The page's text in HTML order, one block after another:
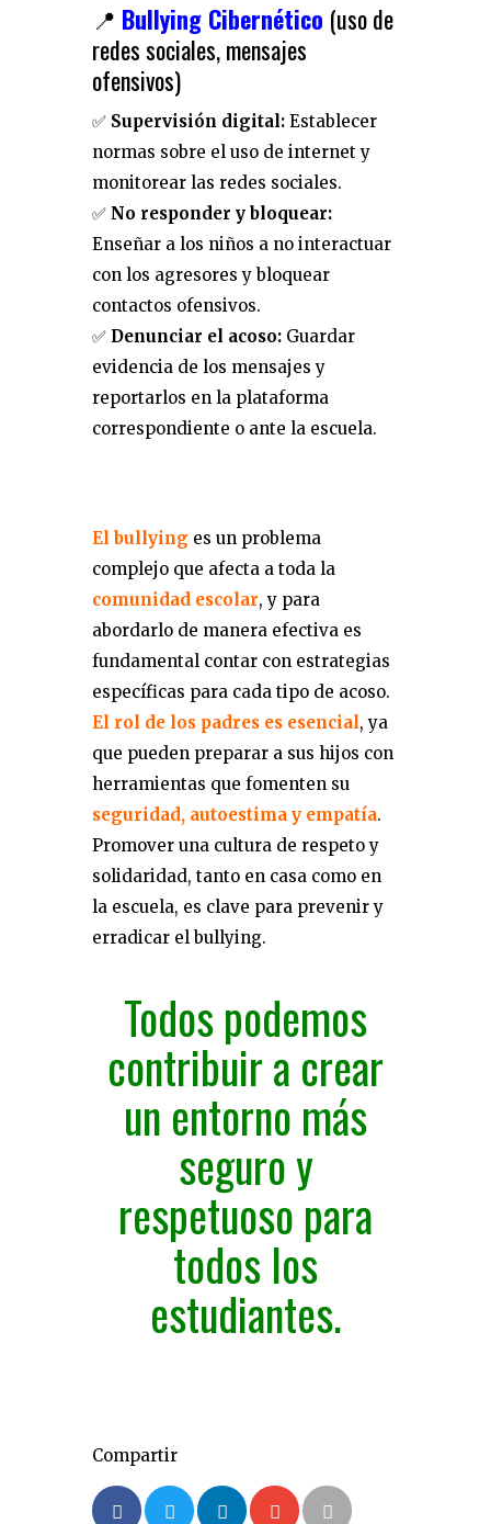
📍 Bullying Cibernético (uso de
redes sociales, mensajes
ofensivos)
✅ Supervisión digital: Establecer
normas sobre el uso de internet y
monitorear las redes sociales.
✅ No responder y bloquear:
Enseñar a los niños a no interactuar
con los agresores y bloquear
contactos ofensivos.
✅ Denunciar el acoso: Guardar
evidencia de los mensajes y
reportarlos en la plataforma
correspondiente o ante la escuela.
El bullying es un problema
complejo que afecta a toda la
comunidad escolar, y para
abordarlo de manera efectiva es
fundamental contar con estrategias
específicas para cada tipo de acoso.
El rol de los padres es esencial, ya
que pueden preparar a sus hijos con
herramientas que fomenten su
seguridad, autoestima y empatía.
Promover una cultura de respeto y
solidaridad, tanto en casa como en
la escuela, es clave para prevenir y
erradicar el bullying.
Todos podemos
contribuir a crear
un entorno más
seguro y
respetuoso para
todos los
estudiantes.
Compartir